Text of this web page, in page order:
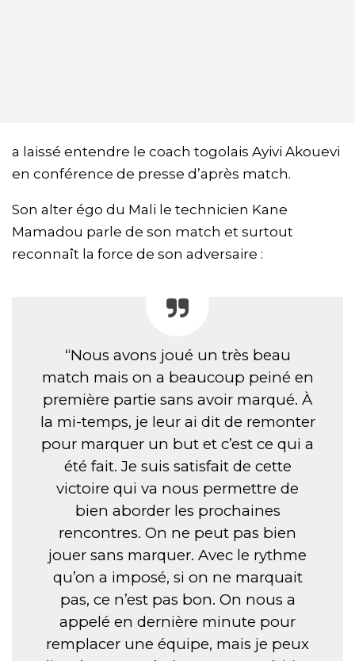
a laissé entendre le coach togolais Ayivi Akouevi
en conférence de presse d’après match.
Son alter égo du Mali le technicien Kane
Mamadou parle de son match et surtout
reconnaît la force de son adversaire :
“Nous avons joué un très beau
match mais on a beaucoup peiné en
première partie sans avoir marqué. À
la mi-temps, je leur ai dit de remonter
pour marquer un but et c’est ce qui a
été fait. Je suis satisfait de cette
victoire qui va nous permettre de
bien aborder les prochaines
rencontres. On ne peut pas bien
jouer sans marquer. Avec le rythme
qu’on a imposé, si on ne marquait
pas, ce n’est pas bon. On nous a
appelé en dernière minute pour
remplacer une équipe, mais je peux